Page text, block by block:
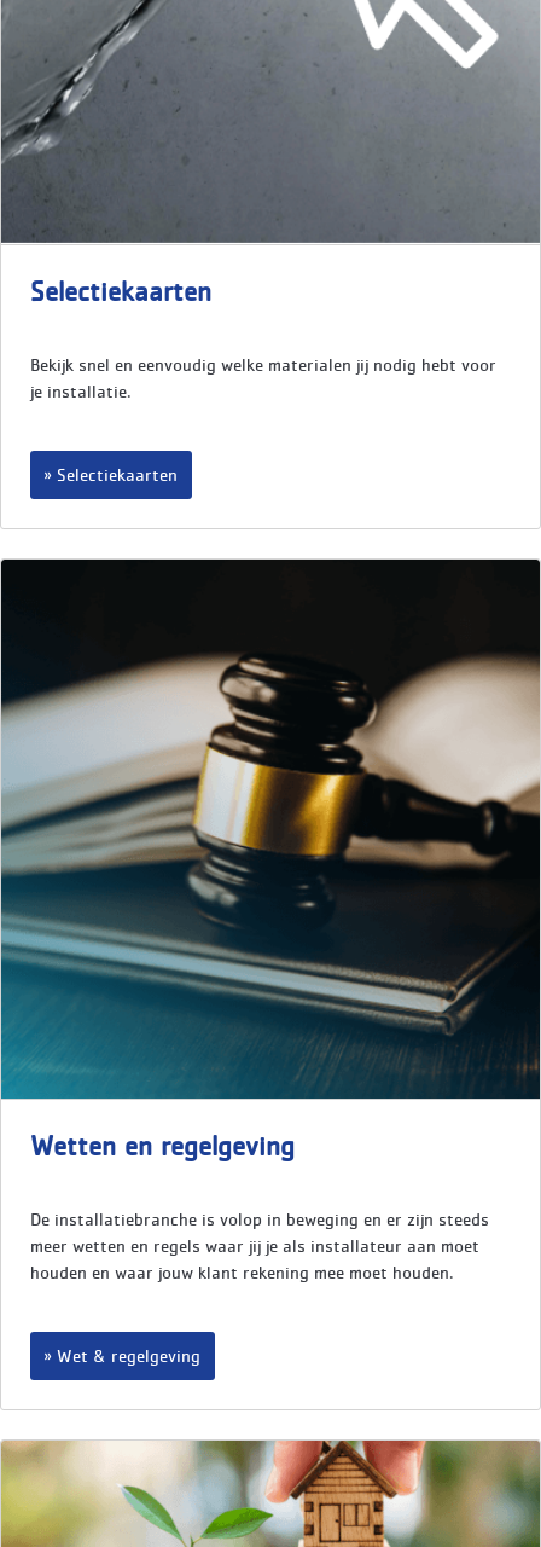
Selectiekaarten
Bekijk snel en eenvoudig welke materialen jij nodig hebt voor
je installatie.
Selectiekaarten
Wetten en regelgeving
De installatiebranche is volop in beweging en er zijn steeds
meer wetten en regels waar jij je als installateur aan moet
houden en waar jouw klant rekening mee moet houden.
Wet & regelgeving